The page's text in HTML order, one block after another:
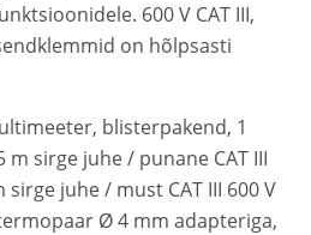
600 V CAT III,
on hõlpsasti
blisterpakend, 1
sirge juhe / punane CAT III
sirge juhe / must CAT III 600 V
Ø 4 mm adapteriga,